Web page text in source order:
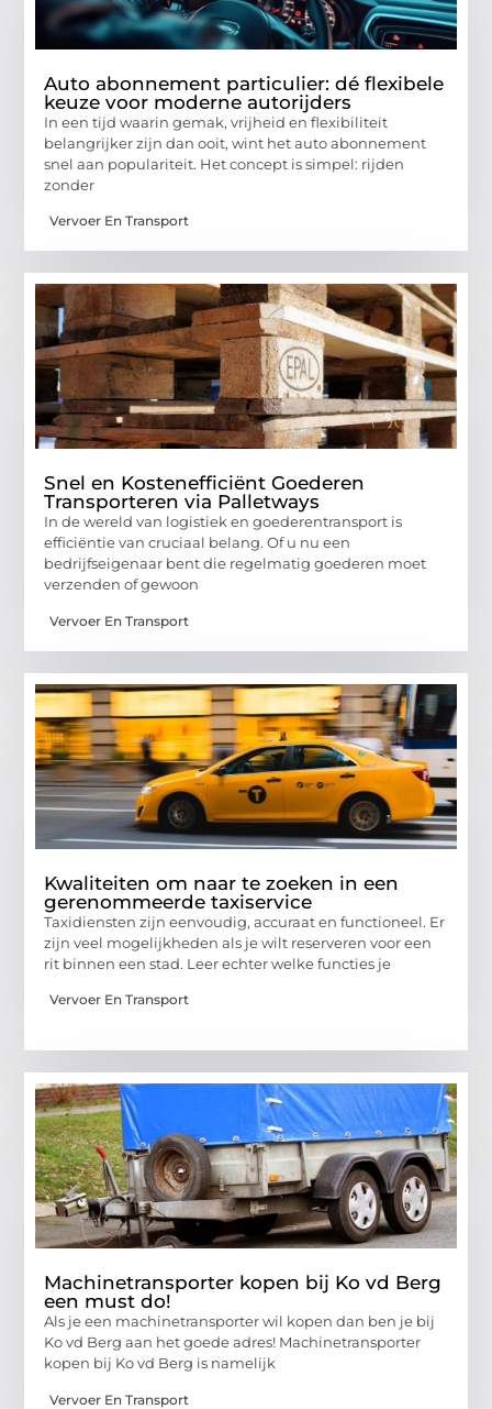
Auto abonnement particulier: dé flexibele
keuze voor moderne autorijders
In een tijd waarin gemak, vrijheid en flexibiliteit
belangrijker zijn dan ooit, wint het auto abonnement
snel aan populariteit. Het concept is simpel: rijden
zonder
Vervoer En Transport
Snel en Kostenefficiënt Goederen
Transporteren via Palletways
In de wereld van logistiek en goederentransport is
efficiëntie van cruciaal belang. Of u nu een
bedrijfseigenaar bent die regelmatig goederen moet
verzenden of gewoon
Vervoer En Transport
Kwaliteiten om naar te zoeken in een
gerenommeerde taxiservice
Taxidiensten zijn eenvoudig, accuraat en functioneel. Er
zijn veel mogelijkheden als je wilt reserveren voor een
rit binnen een stad. Leer echter welke functies je
Vervoer En Transport
Machinetransporter kopen bij Ko vd Berg
een must do!
Als je een machinetransporter wil kopen dan ben je bij
Ko vd Berg aan het goede adres! Machinetransporter
kopen bij Ko vd Berg is namelijk
Vervoer En Transport